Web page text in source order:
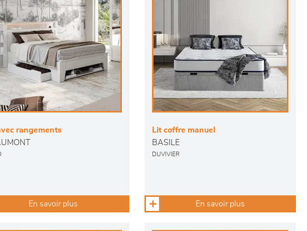
rangements
En savoir plus
Lit coffre manuel
BASILE
DUVIVIER
En savoir plus